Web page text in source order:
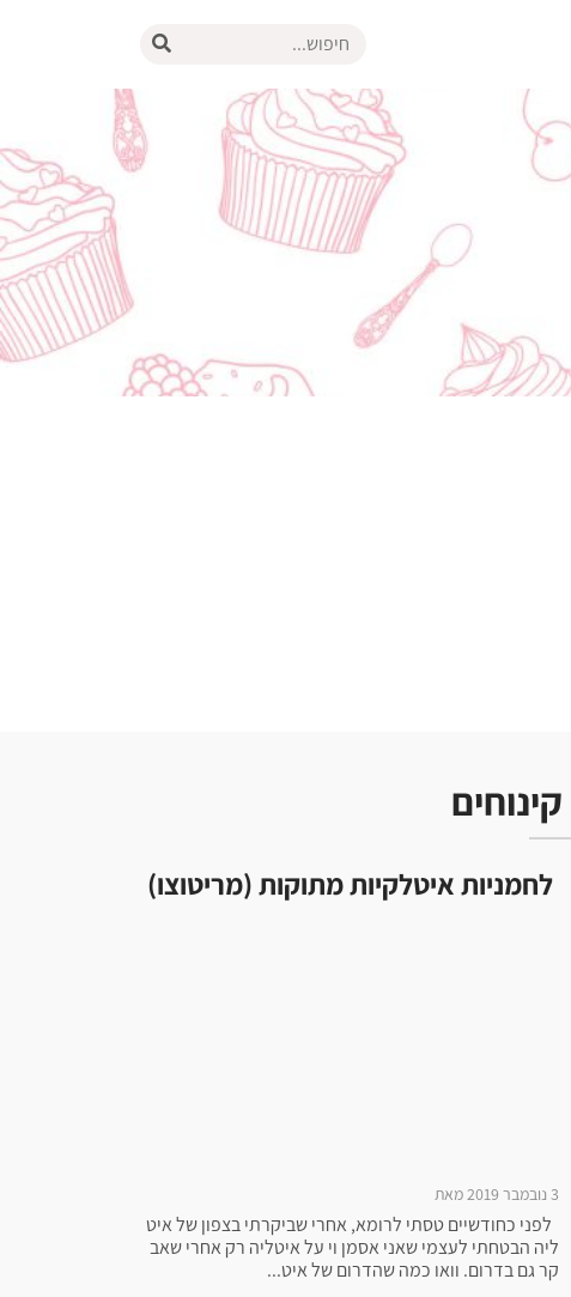
קינוחים
לחמניות איטלקיות מתוקות (מריטוצו)
3 נובמבר 2019 מאת
לפני כחודשיים טסתי לרומא, אחרי שביקרתי בצפון של איט
ליה הבטחתי לעצמי שאני אסמן וי על איטליה רק אחרי שאב
קר גם בדרום. וואו כמה שהדרום של איט...